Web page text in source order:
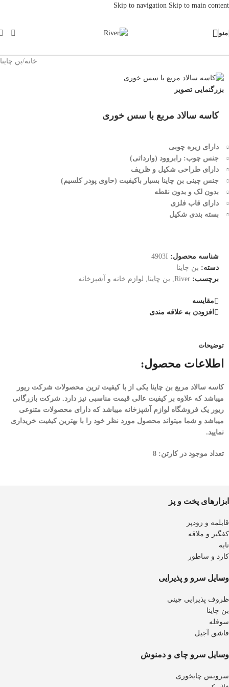
Skip to navigation Skip to main content
منو
خانه/بن چاینا
بزرگنمایی تصویر
کاسه سالاد مربع با سس خوری
دارای زیره چوبی
جنس چوب: رابروود (وارداتی)
دارای طراحی شکیل و ظریف
جنس چینی بن چاینا بسیار باکیفیت (حاوی پودر کلسیم)
بدون لک و بدون نقطه
دارای قاب فلزی
بسته بندی شکیل
شناسه محصول: 4903I
دسته: بن چاینا
برچسب: River بن چاینا لوازم خانه و آشپزخانه
مقایسه
افزودن به علاقه مندی
توضیحات
اطلاعات محصول:
کاسه سالاد مربع بن چاینا یکی از با کیفیت ترین محصولات شرکت ریور
میباشد که علاوه بر کیفیت عالی قیمت مناسبی نیز دارد. شرکت بازرگانی
ریور یک فروشگاه لوازم آشپزخانه میباشد که دارای محصولات متنوعی
میباشد و شما میتواند محصول مورد نظر خود را با بهترین کیفیت خریداری
نمایید.
تعداد موجود در کارتن: 8
ابزارهای پخت و پز
قابلمه و زودپز
کفگیر و ملاقه
تابه
کارد و ساطور
وسایل سرو و پذیرایی
ظروف پذیرایی چینی
بن چاینا
سوفله
قاشق آجیل
وسایل سرو چای و دمنوش
سرویس چایخوری